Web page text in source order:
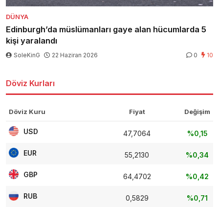
DÜNYA
Edinburgh’da müslümanları gaye alan hücumlarda 5
kişi yaralandı
SoleKinG 22 Haziran 2026 0 10
Döviz Kurları
Döviz Kuru Fiyat Değişim
USD 47,7064 %0,15
EUR 55,2130 %0,34
GBP 64,4702 %0,42
RUB 0,5829 %0,71